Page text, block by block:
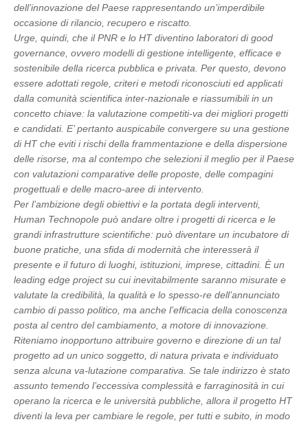
dell’innovazione del Paese rappresentando un’imperdibile
occasione di rilancio, recupero e riscatto.
Urge, quindi, che il PNR e lo HT diventino laboratori di good
governance, ovvero modelli di gestione intelligente, efficace e
sostenibile della ricerca pubblica e privata. Per questo, devono
essere adottati regole, criteri e metodi riconosciuti ed applicati
dalla comunità scientifica inter-nazionale e riassumibili in un
concetto chiave: la valutazione competiti-va dei migliori progetti
e candidati. E’ pertanto auspicabile convergere su una gestione
di HT che eviti i rischi della frammentazione e della dispersione
delle risorse, ma al contempo che selezioni il meglio per il Paese
con valutazioni comparative delle proposte, delle compagini
progettuali e delle macro-aree di intervento.
Per l’ambizione degli obiettivi e la portata degli interventi,
Human Technopole può andare oltre i progetti di ricerca e le
grandi infrastrutture scientifiche: può diventare un incubatore di
buone pratiche, una sfida di modernità che interesserà il
presente e il futuro di luoghi, istituzioni, imprese, cittadini. È un
leading edge project su cui inevitabilmente saranno misurate e
valutate la credibilità, la qualità e lo spesso-re dell’annunciato
cambio di passo politico, ma anche l’efficacia della conoscenza
posta al centro del cambiamento, a motore di innovazione.
Riteniamo inopportuno attribuire governo e direzione di un tal
progetto ad un unico soggetto, di natura privata e individuato
senza alcuna va-lutazione comparativa. Se tale indirizzo è stato
assunto temendo l’eccessiva complessità e farraginosità in cui
operano la ricerca e le università pubbliche, allora il progetto HT
diventi la leva per cambiare le regole, per tutti e subito, in modo